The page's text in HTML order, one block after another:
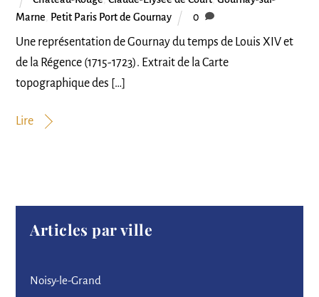
Marne Petit Paris Port de Gournay 0
Une représentation de Gournay du temps de Louis XIV et
de la Régence (1715-1723). Extrait de la Carte
topographique des […]
Lire
Articles par ville
Noisy-le-Grand